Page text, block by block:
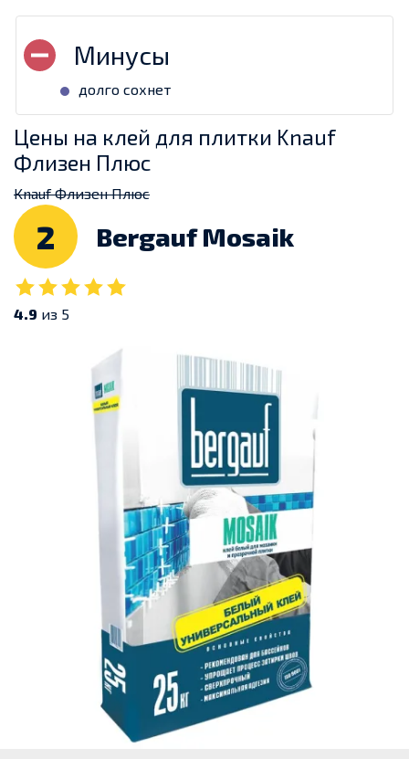
долго сохнет
Цены на клей для плитки Knauf
Флизен Плюс
Knauf Флизен Плюс
2 Bergauf Mosaik
4.9 из 5